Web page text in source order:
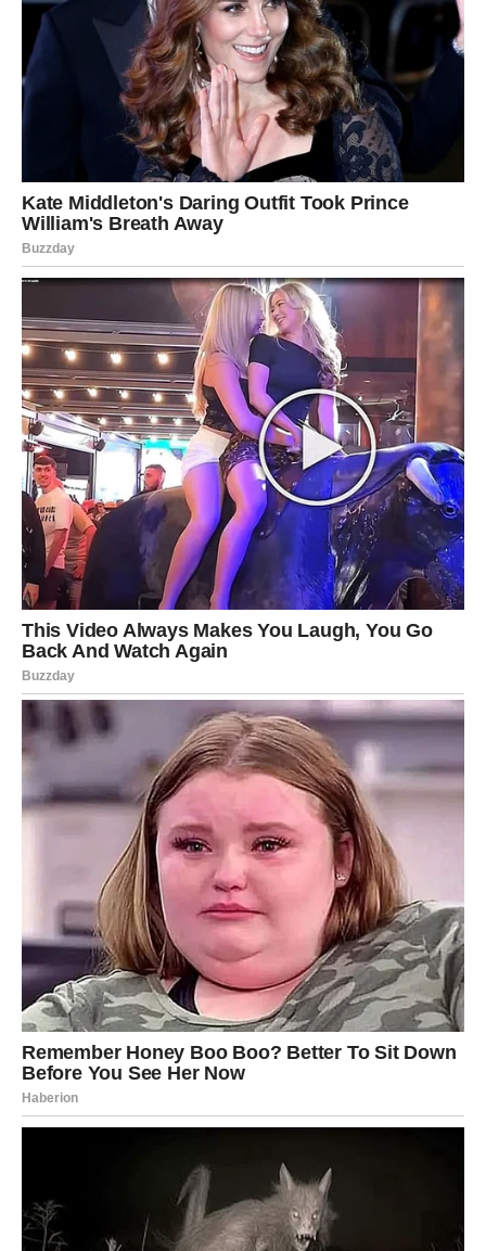
Najveća promjena koja vam dolazi jeste ona unutrašnja.
U narednim sedmicama osjećaćete mnogo više energije,
samopouzdanja i želje za uspjehom. Problemi koji su vas
ranije iscrpljivali polako gube svoju moć nad vama.
Konačno ćete početi vjerovati da možete ostvariti ono što
želite i da vas ništa više ne može zaustaviti.
Mnoge Vage će tokom ovog perioda napraviti korak koji
će kasnije potpuno promijeniti njihov život.
Sudbina vam konačno otvara
vrata sreće
Ovo nije običan period u vašem životu. Zvijezde pokazuju
da ste veoma blizu velikih promjena koje bi mogle
donijeti mnogo sreće, uspjeha i lijepih trenutaka.
Svemir vam sada šalje poruku da ne odustajete od svojih
snova, čak i onda kada vam se čini da je put težak.
Pred vama su dani tokom kojih biste mogle shvatiti da je
sreća mnogo bliže nego što ste mislile i da vam sudbina
konačno sprema život kakav zaslužujete.